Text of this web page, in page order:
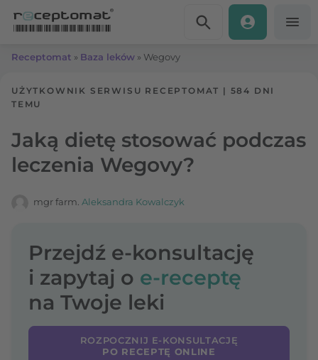
Receptomat » Baza leków » Wegovy
UŻYTKOWNIK SERWISU RECEPTOMAT | 584 DNI
TEMU
Jaką dietę stosować podczas
leczenia Wegovy?
mgr farm. Aleksandra Kowalczyk
Przejdź e-konsultację
i zapytaj o e-receptę
na Twoje leki
ROZPOCZNIJ E-KONSULTACJĘ
PO RECEPTĘ ONLINE